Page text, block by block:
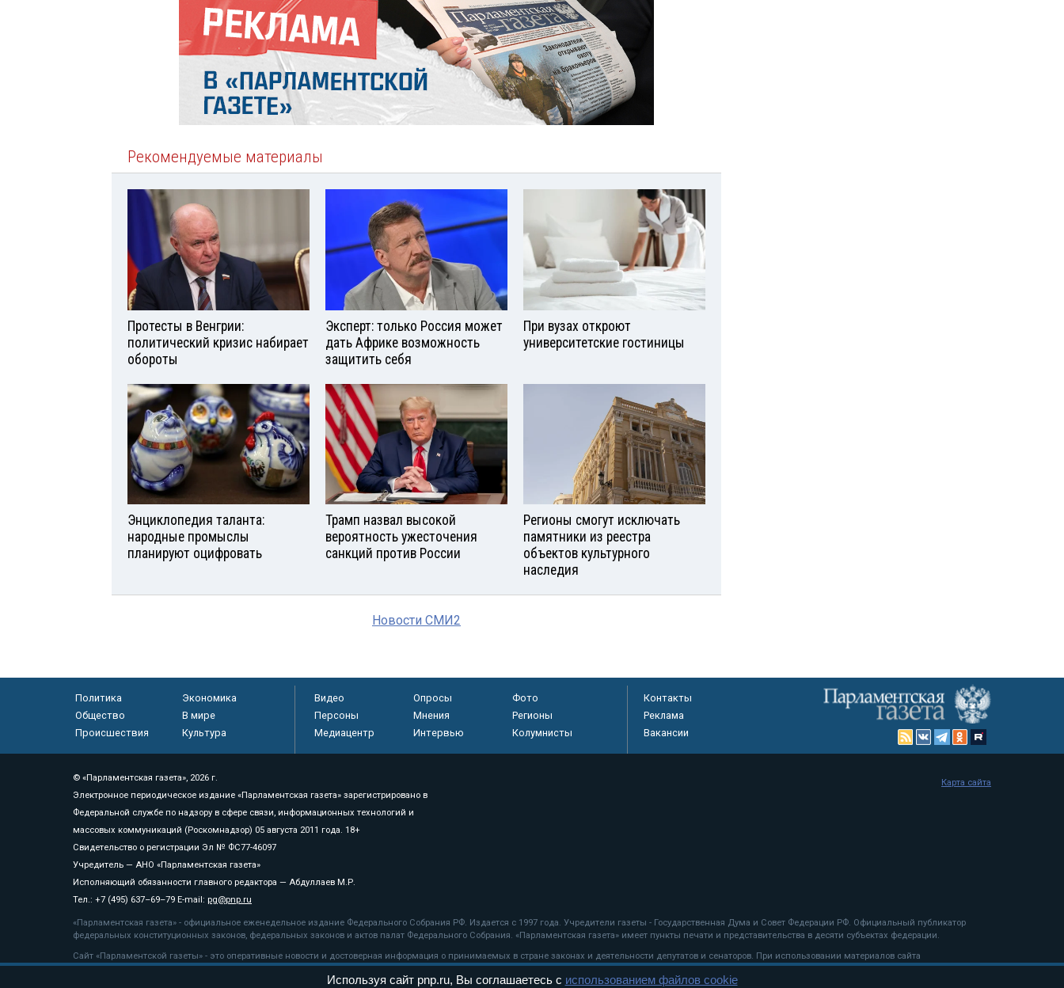
Рекомендуемые материалы
Протесты в Венгрии:
политический кризис набирает
обороты
Эксперт: только Россия может
дать Африке возможность
защитить себя
При вузах откроют
университетские гостиницы
Энциклопедия таланта:
народные промыслы
планируют оцифровать
Трамп назвал высокой
вероятность ужесточения
санкций против России
Регионы смогут исключать
памятники из реестра
объектов культурного
наследия
Новости СМИ2
Политика
Экономика
Общество
В мире
Происшествия
Культура
Видео Опросы
Фото
Персоны
Мнения
Регионы
Медиацентр
Интервью Колумнисты
Контакты
Реклама
Вакансии
© «Парламентская газета», 2026 г.
Электронное периодическое издание «Парламентская газета» зарегистрировано в
Федеральной службе по надзору в сфере связи, информационных технологий и
массовых коммуникаций (Роскомнадзор) 05 августа 2011 года. 18+
Свидетельство о регистрации Эл № ФС77-46097
Учредитель — АНО «Парламентская газета»
Исполняющий обязанности главного редактора — Абдуллаев М.Р.
Тел.: +7 (495) 637–69–79 E-mail: pg@pnp.ru
«Парламентская газета» - официальное еженедельное издание Федерального Собрания РФ. Издается с 1997 года. Учредители газеты - Государственная Дума и Совет Федерации РФ. Официальный публикатор
федеральных конституционных законов, федеральных законов и актов палат Федерального Собрания. «Парламентская газета» имеет пункты печати и представительства в десяти субъектах федерации.
Сайт «Парламентской газеты» - это оперативные новости и достоверная информация о принимаемых в стране законах и деятельности депутатов и сенаторов. При использовании материалов сайта
«Парламентской газеты» активная ссылка на pnp.ru обязательна.
Карта сайта
Используя сайт pnp.ru, Вы соглашаетесь с использованием файлов cookie